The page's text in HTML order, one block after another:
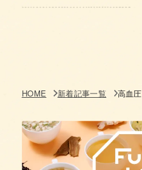
HOME 新着記事一覧 高血圧